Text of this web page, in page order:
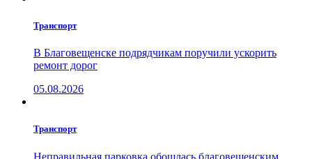
Транспорт
В Благовещенске подрядчикам поручили ускорить
ремонт дорог
05.08.2026
Транспорт
Неправильная парковка обошлась благовещенским